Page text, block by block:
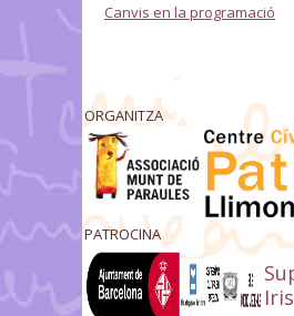
Canvis en la programació
ORGANITZA
PATROCINA